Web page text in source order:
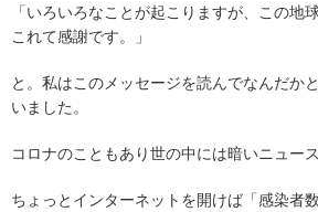
「いろいろなことが起こりますが、この地
これて感謝です。」
と。私はこのメッセージを読んでなんだか
いました。
コロナのこともあり世の中には暗いニュー
ちょっとインターネットを開けば「感染者